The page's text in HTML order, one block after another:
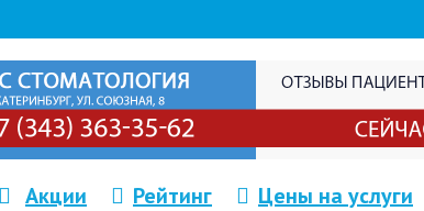
Акции Рейтинг Цены на услуги